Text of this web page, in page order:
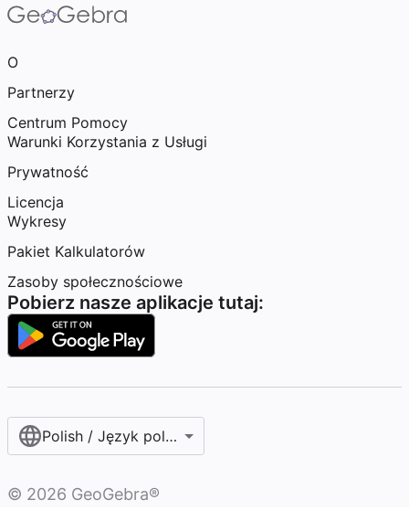
O
Partnerzy
Centrum Pomocy
Warunki Korzystania z Usługi
Prywatność
Licencja
Wykresy
Pakiet Kalkulatorów
Zasoby społecznościowe
Pobierz nasze aplikacje tutaj:
Polish / Język polski‎
© 2026 GeoGebra®